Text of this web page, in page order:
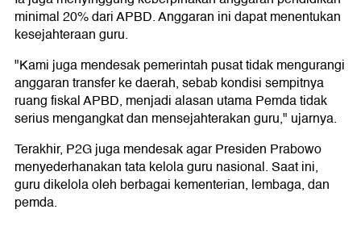
minimal 20% dari APBD. Anggaran ini dapat menentukan
kesejahteraan guru.
"Kami juga mendesak pemerintah pusat tidak mengurangi
anggaran transfer ke daerah, sebab kondisi sempitnya
ruang fiskal APBD, menjadi alasan utama Pemda tidak
serius mengangkat dan mensejahterakan guru," ujarnya.
Terakhir, P2G juga mendesak agar Presiden Prabowo
menyederhanakan tata kelola guru nasional. Saat ini,
guru dikelola oleh berbagai kementerian, lembaga, dan
pemda.